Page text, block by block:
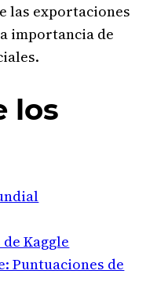
las exportaciones
importancia de
los
Kaggle
Puntuaciones de